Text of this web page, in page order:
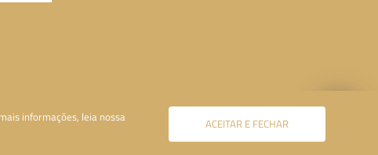
© Todos os direitos reservados - 2021 | Casas da
informações, leia nossa
ACEITAR E FECHAR